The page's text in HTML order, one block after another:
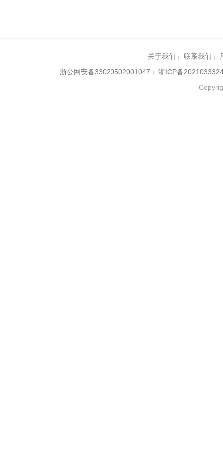
关于我们 | 联系我们 |
浙公网安备33020502001047
|
浙ICP备